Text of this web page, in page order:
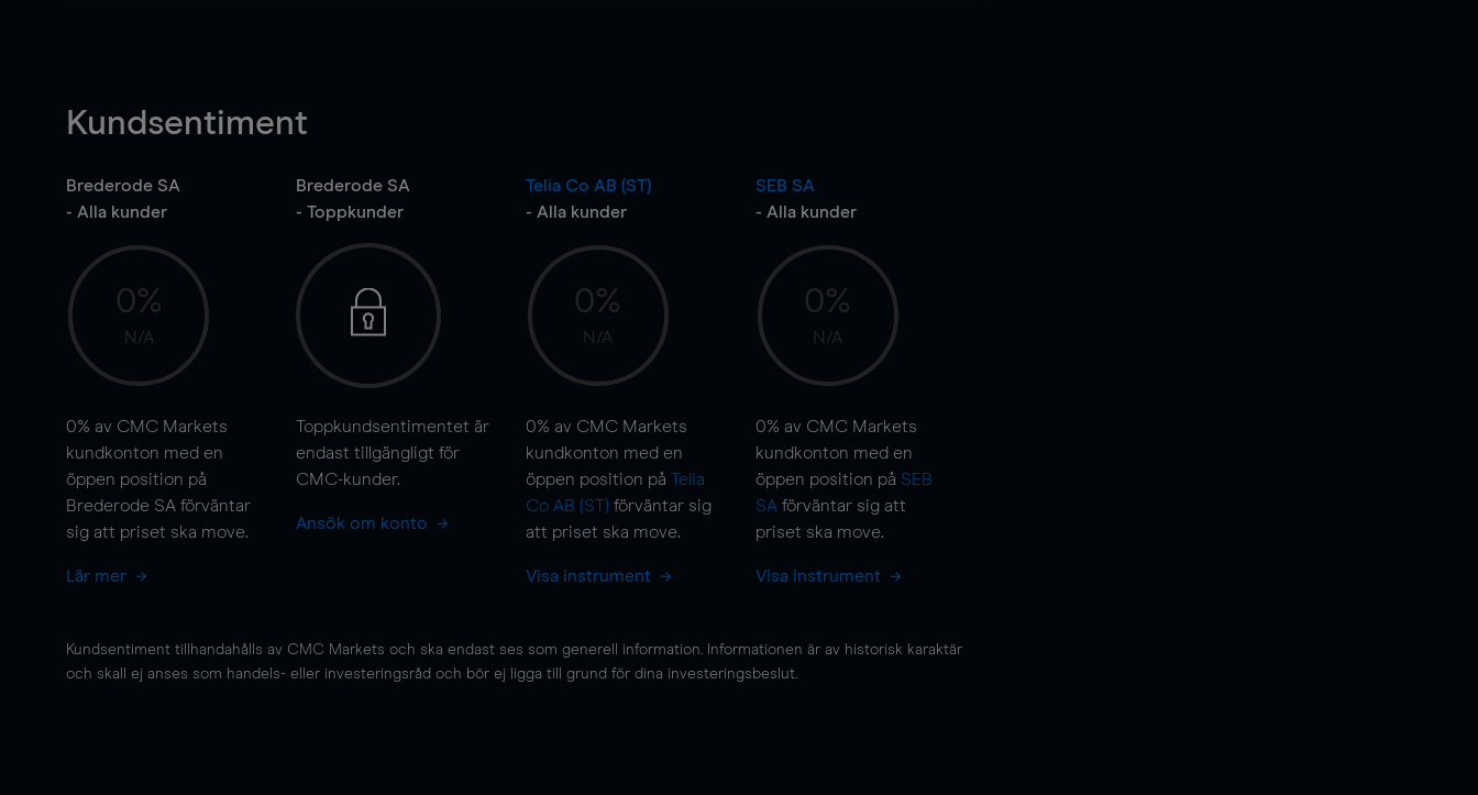
Kundsentiment
Brederode SA
- Alla kunder
0%
N/A
0% av CMC Markets
kundkonton med en
öppen position på
Brederode SA förväntar
sig att priset ska move.
Lär mer
Brederode SA
- Toppkunder
Toppkundsentimentet är
endast tillgängligt för
CMC-kunder.
Ansök om konto
Telia Co AB (ST)
- Alla kunder
0%
N/A
0% av CMC Markets
kundkonton med en
öppen position på Telia
Co AB (ST) förväntar sig
att priset ska move.
Visa instrument
SEB SA
- Alla kunder
0%
N/A
0% av CMC Markets
kundkonton med en
öppen position på SEB
SA förväntar sig att
priset ska move.
Visa instrument
Kundsentiment tillhandahålls av CMC Markets och ska endast ses som generell information. Informationen är av historisk karaktär
och skall ej anses som handels- eller investeringsråd och bör ej ligga till grund för dina investeringsbeslut.